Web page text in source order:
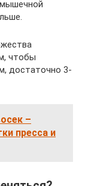
чтобы
достаточно 3-
–
пресса и